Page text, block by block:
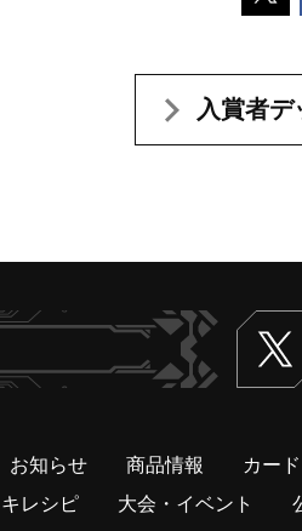
入賞者
お知らせ 商品情報 カー
レシピ
大会・イベント